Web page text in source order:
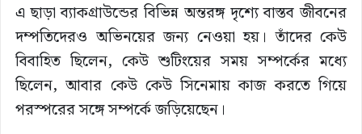
এ ছাড়া ব্যাকগ্রাউন্ডের বিভিন্ন অন্তরঙ্গ দৃশ্যে বাস্তব জীবনের
দম্পতিদেরও অভিনয়ের জন্য নেওয়া হয়। তাঁদের কেউ
বিবাহিত ছিলেন, কেউ শুটিংয়ের সময় সম্পর্কের মধ্যে
ছিলেন, আবার কেউ কেউ সিনেমায় কাজ করতে গিয়ে
পরস্পরের সঙ্গে সম্পর্কে জড়িয়েছেন।